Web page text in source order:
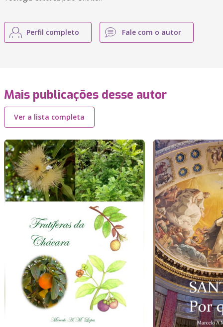
Perfil completo Fale com o autor
Mais publicações desse autor
Ver a lista completa